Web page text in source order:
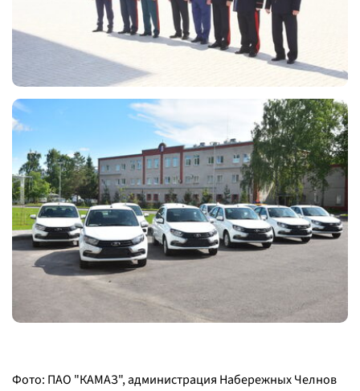
Фото: ПАО "КАМАЗ", администрация Набережных Челнов